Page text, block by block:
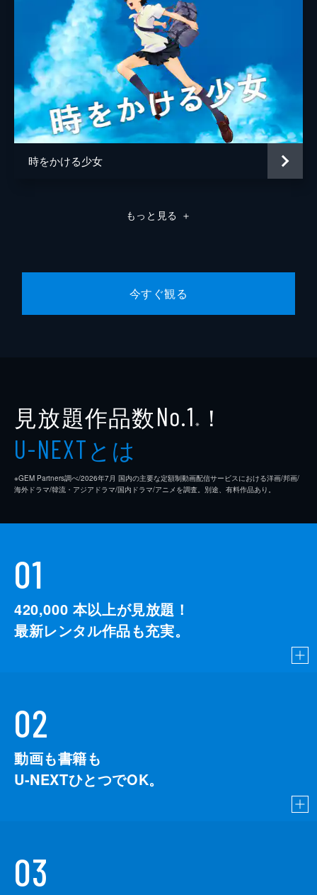
時をかける少女
もっと見る ＋
今すぐ観る
見放題作品数No.1 ※ ！
U-NEXTとは
※GEM Partners調べ/2026年7⽉ 国内の主要な定額制動画配信サービスにおける洋画/邦画/
海外ドラマ/韓流・アジアドラマ/国内ドラマ/アニメを調査。別途、有料作品あり。
01
420,000 本以上が見放題！
最新レンタル作品も充実。
02
動画も書籍も
U-NEXTひとつでOK。
03